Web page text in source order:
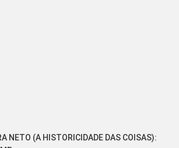
NETO (A HISTORICIDADE DAS COISAS):